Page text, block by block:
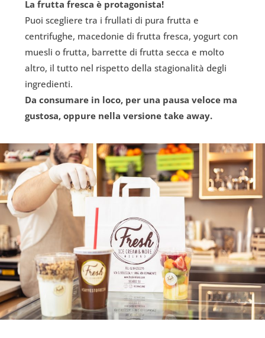
La frutta fresca è protagonista!
Puoi scegliere tra i frullati di pura frutta e
centrifughe, macedonie di frutta fresca, yogurt con
muesli o frutta, barrette di frutta secca e molto
altro, il tutto nel rispetto della stagionalità degli
ingredienti.
Da consumare in loco, per una pausa veloce ma
gustosa, oppure nella versione take away.